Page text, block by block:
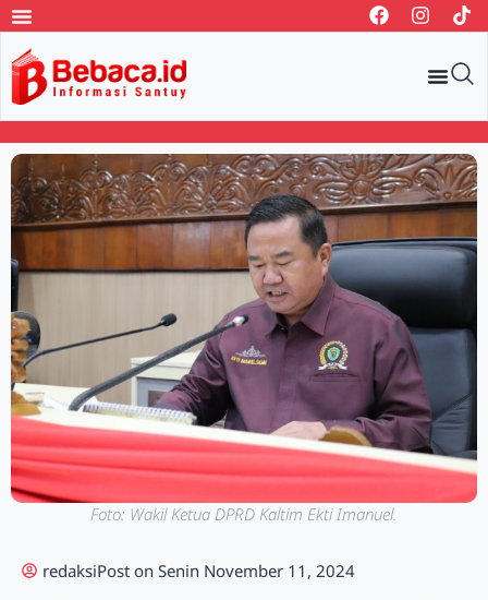
Foto: Wakil Ketua DPRD Kaltim Ekti Imanuel.
redaksiPost on Senin November 11, 2024